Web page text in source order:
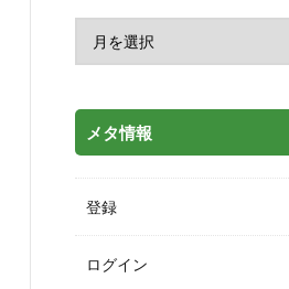
メタ情報
登録
ログイン